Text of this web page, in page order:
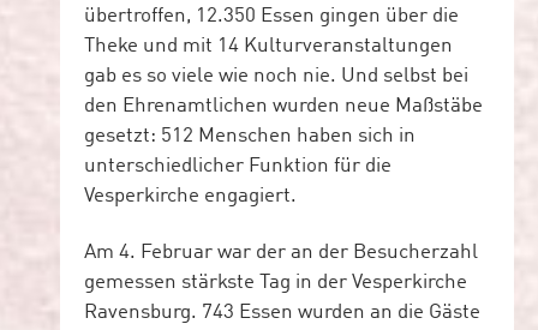
übertroffen, 12.350 Essen gingen über die
Theke und mit 14 Kulturveranstaltungen
gab es so viele wie noch nie. Und selbst bei
den Ehrenamtlichen wurden neue Maßstäbe
gesetzt: 512 Menschen haben sich in
unterschiedlicher Funktion für die
Vesperkirche engagiert.
Am 4. Februar war der an der Besucherzahl
gemessen stärkste Tag in der Vesperkirche
Ravensburg. 743 Essen wurden an die Gäste